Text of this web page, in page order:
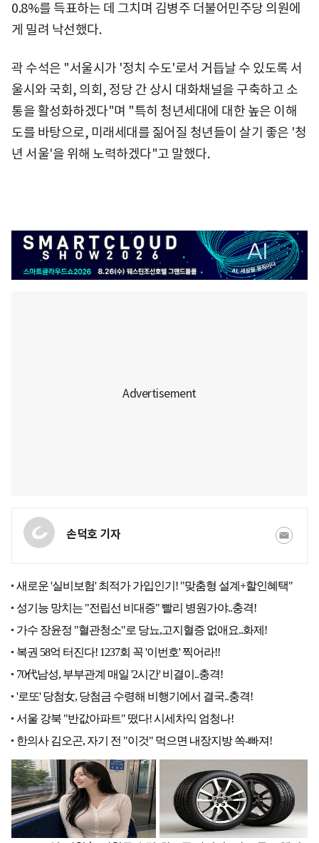
0.8%를 득표하는 데 그치며 김병주 더불어민주당 의원에
게 밀려 낙선했다.
곽 수석은 "서울시가 '정치 수도'로서 거듭날 수 있도록 서
울시와 국회, 의회, 정당 간 상시 대화채널을 구축하고 소
통을 활성화하겠다"며 "특히 청년세대에 대한 높은 이해
도를 바탕으로, 미래세대를 짊어질 청년들이 살기 좋은 '청
년 서울'을 위해 노력하겠다"고 말했다.
손덕호 기자